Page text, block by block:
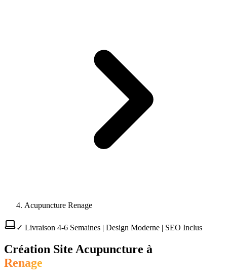
Acupuncture Renage
✓ Livraison 4-6 Semaines | Design Moderne | SEO Inclus
Création Site Acupuncture à
Renage